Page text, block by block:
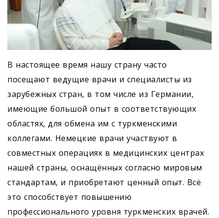
В настоящее время нашу страну часто
посещают ведущие врачи и специалисты из
зарубежных стран, в том числе из Германии,
имеющие большой опыт в соответствующих
областях, для обмена им с туркменскими
коллегами. Немецкие врачи участвуют в
совместных операциях в медицинских центрах
нашей страны, оснащённых согласно мировым
стандартам, и приобретают ценный опыт. Всё
это способствует повышению
профессионального уровня туркменских врачей.